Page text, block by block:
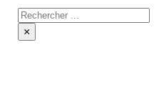
Rechercher
×